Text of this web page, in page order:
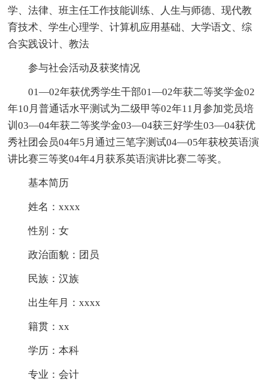
学、法律、班主任工作技能训练、人生与师德、现代教
育技术、学生心理学、计算机应用基础、大学语文、综
合实践设计、教法
参与社会活动及获奖情况
01—02年获优秀学生干部01—02年获二等奖学金02
年10月普通话水平测试为二级甲等02年11月参加党员培
训03—04年获二等奖学金03—04获三好学生03—04获优
秀社团会员04年5月通过三笔字测试04—05年获校英语演
讲比赛三等奖04年4月获系英语演讲比赛二等奖。
基本简历
姓名：xxxx
性别：女
政治面貌：团员
民族：汉族
出生年月：xxxx
籍贯：xx
学历：本科
专业：会计